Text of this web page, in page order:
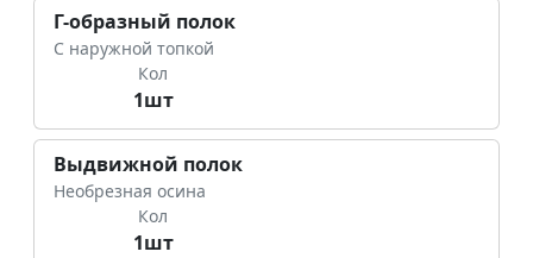
Г-образный полок
С наружной топкой
Кол
1шт
Выдвижной полок
Необрезная осина
Кол
1шт